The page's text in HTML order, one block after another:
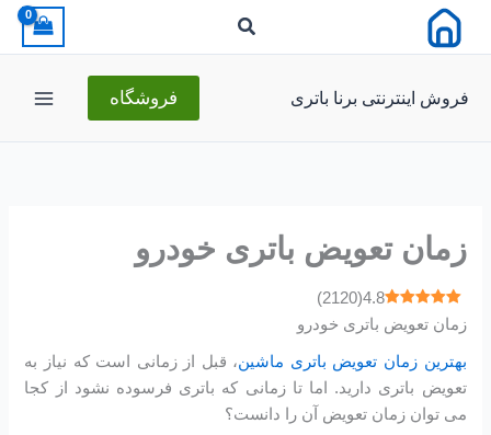
فروش اینترنتی برنا باتری فروشگاه
زمان تعویض باتری خودرو
4.8
(
2120
)
زمان تعویض باتری خودرو
بهترین زمان تعویض باتری ماشین، قبل از زمانی است که نیاز به
تعویض باتری دارید. اما تا زمانی که باتری فرسوده نشود از کجا
می توان زمان تعویض آن را دانست؟